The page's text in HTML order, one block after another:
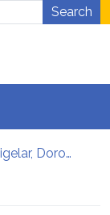
Search
ESG Award 2026 by KEHATI Kembali Digelar, Dorong ESG Menjadi Standar Baru Daya Saing Bisnis Indonesia